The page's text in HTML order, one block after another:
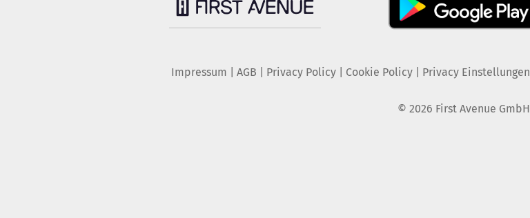
Impressum AGB Privacy Policy| Cookie Policy| Privacy Einstellungen
© 2026 First Avenue GmbH